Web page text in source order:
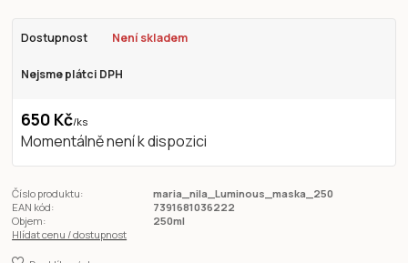
Dostupnost Není skladem
Nejsme plátci DPH
650 Kč/ks
Momentálně není k dispozici
Číslo produktu:
maria_nila_Luminous_maska_250
EAN kód:
7391681036222
Objem:
250ml
Hlídat cenu / dostupnost